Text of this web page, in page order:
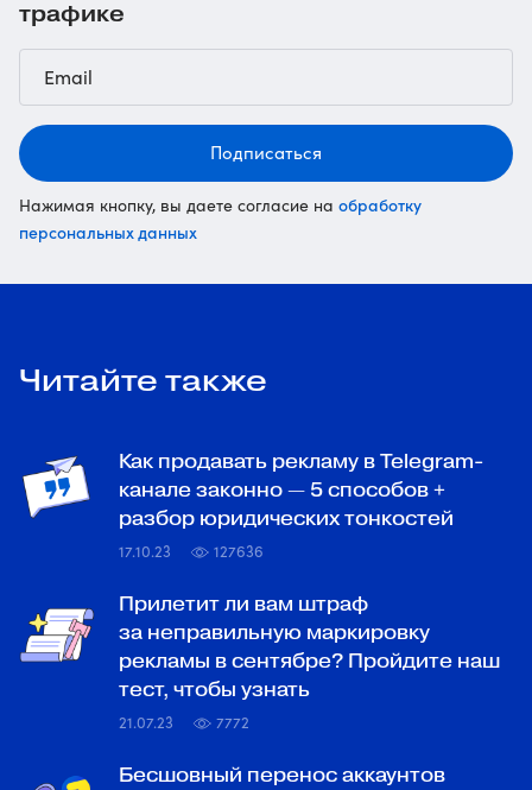
трафике
Подписаться
Нажимая кнопку, вы даете согласие на обработку
персональных данных
Читайте также
Как продавать рекламу в Telegram-
канале законно — 5 способов +
разбор юридических тонкостей
17.10.23 127636
Прилетит ли вам штраф
за неправильную маркировку
рекламы в сентябре? Пройдите наш
тест, чтобы узнать
21.07.23 7772
Бесшовный перенос аккаунтов